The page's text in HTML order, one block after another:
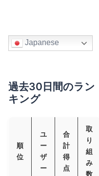
Japanese
過去30日間のラン
キング
順
位
ユ
ー
ザ
ー
合
計
得
点
取
り
組
み
数